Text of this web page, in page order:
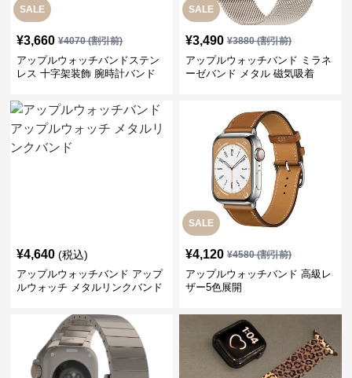
SALE
¥3,660 ¥4070(割引前)
アップルウォッチバンドステン
レス 十字架装飾 腕時計バンド
SALE
¥3,490 ¥3880(割引前)
アップルウォッチバンド ミラネ
ーゼバンド メタル 磁気吸着
¥4,640 (税込)
アップルウォッチバンド アップ
ルウォッチ メタルリンクバンド
SALE
¥4,120 ¥4580(割引前)
アップルウォッチバンド 高級レ
ザー5色展開